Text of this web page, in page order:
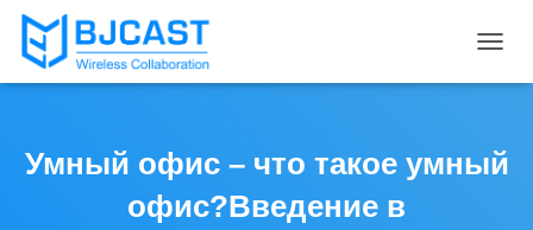
O
L
E
Умный офис – что такое умный
офис?Введение в